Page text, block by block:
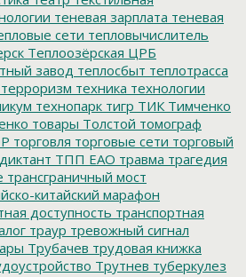
теневая зарплата теневая
сети тепловычислитель
Теплоозёрская ЦРБ
завод теплосбыт теплотрасса
терроризм техника технологии
технопарк тигр ТИК Тимченко
товары Толстой томограф
торговля торговые сети торговый
ТПП ЕАО травма трагедия
трансграничный мост
китайский марафон
доступность транспортная
траур тревожный сигнал
Трубачев трудовая книжка
Трутнев туберкулез